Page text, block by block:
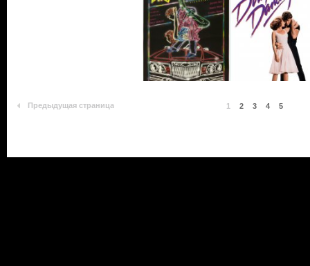
Предыдущая страница 1 2 3 4 5